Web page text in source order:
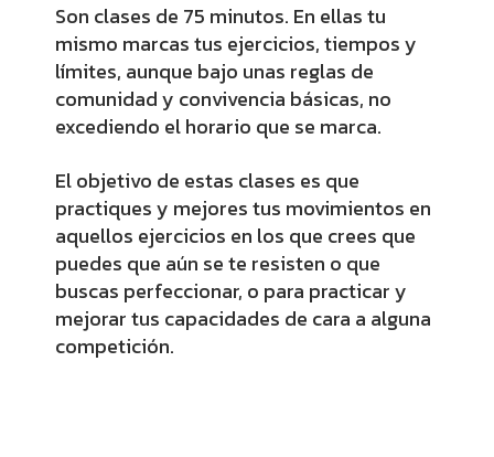
Son clases de 75 minutos. En ellas tu
mismo marcas tus ejercicios, tiempos y
límites, aunque bajo unas reglas de
comunidad y convivencia básicas, no
excediendo el horario que se marca.
El objetivo de estas clases es que
practiques y mejores tus movimientos en
aquellos ejercicios en los que crees que
puedes que aún se te resisten o que
buscas perfeccionar, o para practicar y
mejorar tus capacidades de cara a alguna
competición.